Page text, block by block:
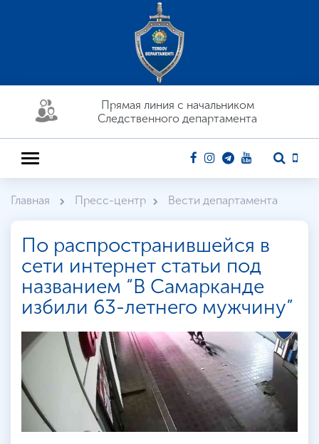
Прямая линия c начальником
Следственного департамента
Главная Пресс-центр Вести департамента
По распространившейся в
сети интернет статьи под
названием “В Самарканде
избили 63-летнего мужчину”